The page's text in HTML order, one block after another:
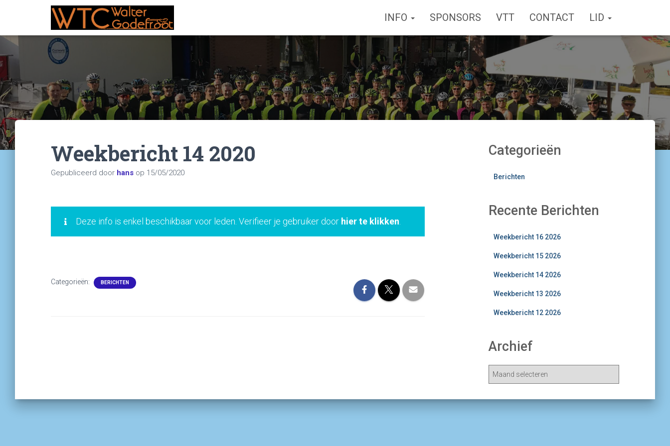
INFO SPONSORS VTT CONTACT LID
Weekbericht 14 2020
Gepubliceerd door hans op 15/05/2020
Deze info is enkel beschikbaar voor leden. Verifieer je gebruiker door hier te klikken
Categorieën: BERICHTEN
Categorieën
Berichten
Recente Berichten
Weekbericht 16 2026
Weekbericht 15 2026
Weekbericht 14 2026
Weekbericht 13 2026
Weekbericht 12 2026
Archief
h